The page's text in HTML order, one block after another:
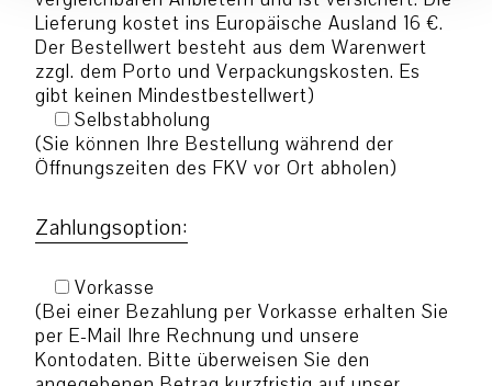
Lieferung kostet ins Europäische Ausland 16 €.
Der Bestellwert besteht aus dem Warenwert
zzgl. dem Porto und Verpackungskosten. Es
gibt keinen Mindestbestellwert)
Selbstabholung
(Sie können Ihre Bestellung während der
Öffnungszeiten des FKV vor Ort abholen)
Zahlungsoption:
Vorkasse
(Bei einer Bezahlung per Vorkasse erhalten Sie
per E-Mail Ihre Rechnung und unsere
Kontodaten. Bitte überweisen Sie den